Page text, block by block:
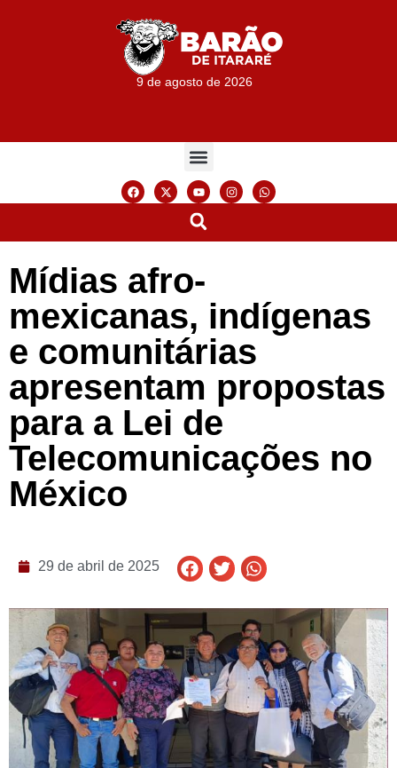
9 de agosto de 2026
Mídias afro-
mexicanas, indígenas
e comunitárias
apresentam propostas
para a Lei de
Telecomunicações no
México
29 de abril de 2025